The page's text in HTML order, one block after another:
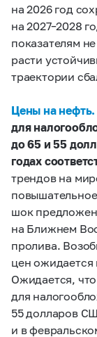
на 2026 год
на 2027–2028
показателям
расти
траектории
Цены на нефть.
для
до 65 и 55
годах
трендов на
шок
на Ближнем
пролива.
цен ожидается
Ожидается,
для
55 долларов
и в